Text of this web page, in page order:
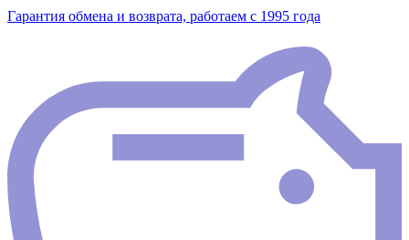
Гарантия обмена и возврата, работаем с 1995 года